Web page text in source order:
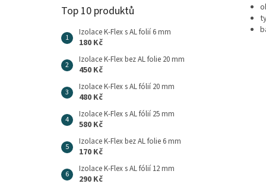
Top 10 produktů
Izolace K-Flex s AL folií 6 mm
180 Kč
Izolace K-Flex bez AL folie 20 mm
450 Kč
Izolace K-Flex s AL fólií 20 mm
480 Kč
Izolace K-Flex s AL fólií 25 mm
580 Kč
Izolace K-Flex bez AL folie 6 mm
170 Kč
Izolace K-Flex s AL fólií 12 mm
290 Kč